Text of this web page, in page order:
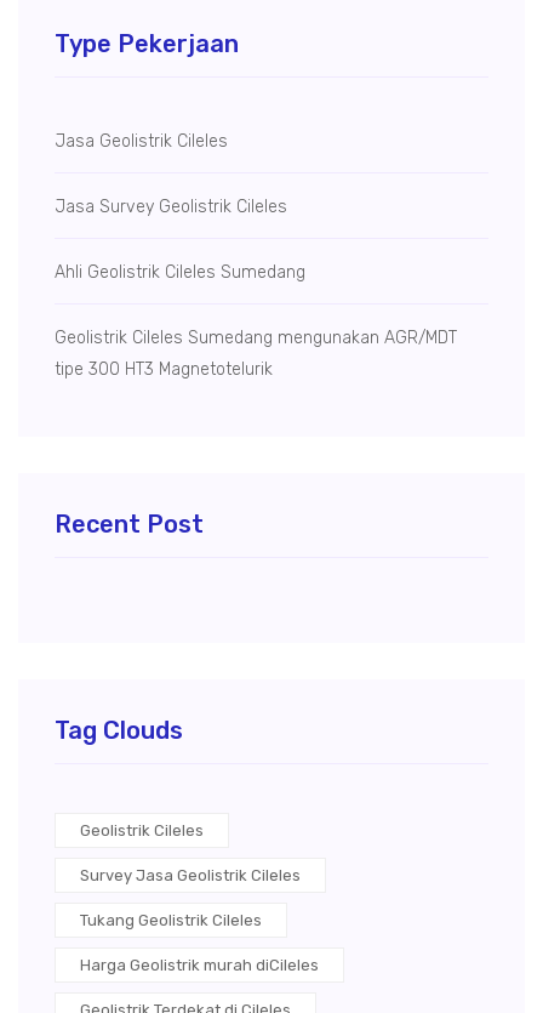
Type Pekerjaan
Jasa Geolistrik Cileles
Jasa Survey Geolistrik Cileles
Ahli Geolistrik Cileles Sumedang
Geolistrik Cileles Sumedang mengunakan AGR/MDT
tipe 300 HT3 Magnetotelurik
Recent Post
Tag Clouds
Geolistrik Cileles
Survey Jasa Geolistrik Cileles
Tukang Geolistrik Cileles
Harga Geolistrik murah diCileles